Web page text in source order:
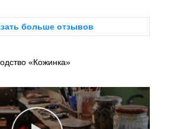
больше отзывов
«Кожинка»